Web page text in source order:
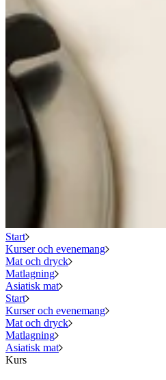
Start
Kurser och evenemang
Mat och dryck
Matlagning
Asiatisk mat
Start
Kurser och evenemang
Mat och dryck
Matlagning
Asiatisk mat
Kurs